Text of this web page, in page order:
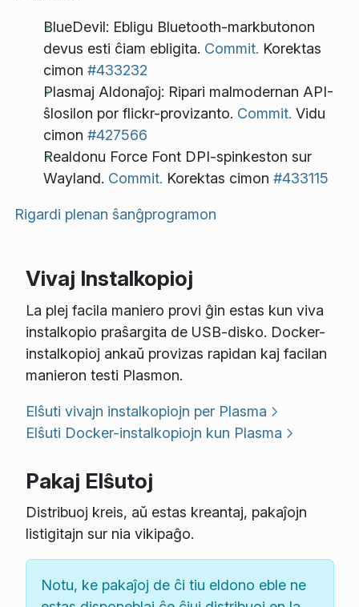
BlueDevil: Ebligu Bluetooth-markbutonon
devus esti ĉiam ebligita. Commit. Korektas
cimon #433232
Plasmaj Aldonaĵoj: Ripari malmodernan API-
ŝlosilon por flickr-provizanto. Commit. Vidu
cimon #427566
Realdonu Force Font DPI-spinkeston sur
Wayland. Commit. Korektas cimon #433115
Rigardi plenan ŝanĝprogramon
Vivaj Instalkopioj
La plej facila maniero provi ĝin estas kun viva
instalkopio praŝargita de USB-disko. Docker-
instalkopioj ankaŭ provizas rapidan kaj facilan
manieron testi Plasmon.
Elŝuti vivajn instalkopiojn per Plasma
Elŝuti Docker-instalkopiojn kun Plasma
Pakaj Elŝutoj
Distribuoj kreis, aŭ estas kreantaj, pakaĵojn
listigitajn sur nia vikipaĝo.
Notu, ke pakaĵoj de ĉi tiu eldono eble ne